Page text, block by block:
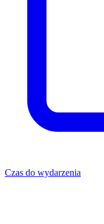
Czas do wydarzenia